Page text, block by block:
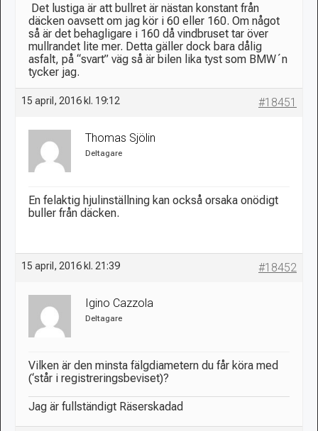
Det lustiga är att bullret är nästan konstant från
däcken oavsett om jag kör i 60 eller 160. Om något
så är det behagligare i 160 då vindbruset tar över
mullrandet lite mer. Detta gäller dock bara dålig
asfalt, på “svart” väg så är bilen lika tyst som BMW´n
tycker jag.
15 april, 2016 kl. 19:12 #18451
Thomas Sjölin
Deltagare
En felaktig hjulinställning kan också orsaka onödigt
buller från däcken.
15 april, 2016 kl. 21:39 #18452
Igino Cazzola
Deltagare
Vilken är den minsta fälgdiametern du får köra med
(‘står i registreringsbeviset)?
Jag är fullständigt Räserskadad